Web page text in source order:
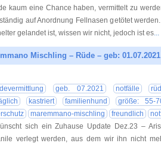
kaum eine Chance haben, vermittelt zu
auf Anordnung Fellnasen getötet
gelandet ist, wissen wir nicht, jedoch ist es
Mischling – Rüde – geb:
geb. 07.2021 notfälle
kastriert familienhund
größe: 55-
maremmano-mischling freundlich
sich ein Zuhause Update Dez.23 –
verlegt werden, aus dem wir ihn nicht